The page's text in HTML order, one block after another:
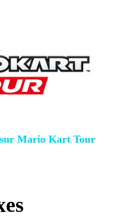
sur Mario Kart Tour